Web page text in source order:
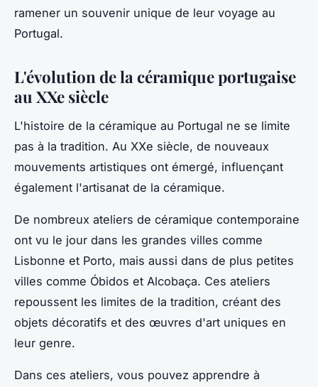
ramener un souvenir unique de leur voyage au
Portugal.
L'évolution de la céramique portugaise
au XXe siècle
L'histoire de la céramique au Portugal ne se limite
pas à la tradition. Au XXe siècle, de nouveaux
mouvements artistiques ont émergé, influençant
également l'artisanat de la céramique.
De nombreux ateliers de céramique contemporaine
ont vu le jour dans les grandes villes comme
Lisbonne et Porto, mais aussi dans de plus petites
villes comme Óbidos et Alcobaça. Ces ateliers
repoussent les limites de la tradition, créant des
objets décoratifs et des œuvres d'art uniques en
leur genre.
Dans ces ateliers, vous pouvez apprendre à